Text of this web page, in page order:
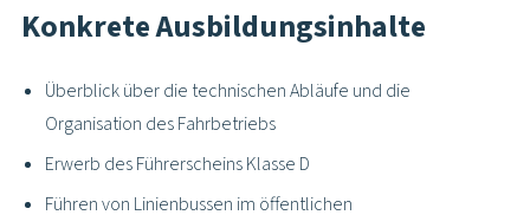
Konkrete Ausbildungsinhalte
Überblick über die technischen Abläufe und die
Organisation des Fahrbetriebs
Erwerb des Führerscheins Klasse D
Führen von Linienbussen im öffentlichen